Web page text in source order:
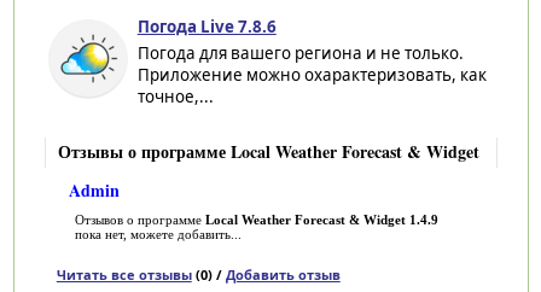
Погода Live 7.8.6
Погода для вашего региона и не только.
Приложение можно охарактеризовать, как
точное,...
Отзывы о программе Local Weather Forecast & Widget
Admin
Отзывов о программе Local Weather Forecast & Widget 1.4.9
пока нет, можете добавить...
Читать все отзывы(0) / Добавить отзыв